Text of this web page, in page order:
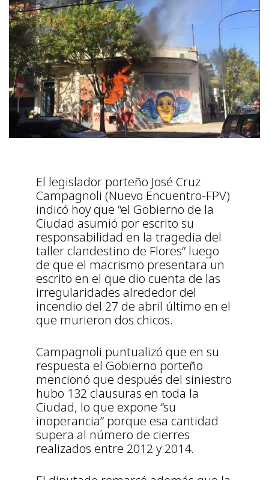
El legislador porteño José Cruz
Campagnoli (Nuevo Encuentro-FPV)
indicó hoy que “el Gobierno de la
Ciudad asumió por escrito su
responsabilidad en la tragedia del
taller clandestino de Flores” luego
de que el macrismo presentara un
escrito en el que dio cuenta de las
irregularidades alrededor del
incendio del 27 de abril último en el
que murieron dos chicos.
Campagnoli puntualizó que en su
respuesta el Gobierno porteño
mencionó que después del siniestro
hubo 132 clausuras en toda la
Ciudad, lo que expone “su
inoperancia” porque esa cantidad
supera al número de cierres
realizados entre 2012 y 2014.